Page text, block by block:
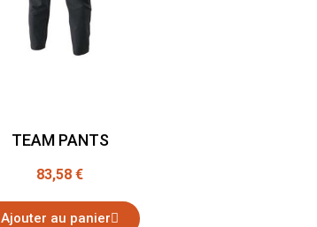
TEAM PANTS
83,58 €
Ajouter au panier